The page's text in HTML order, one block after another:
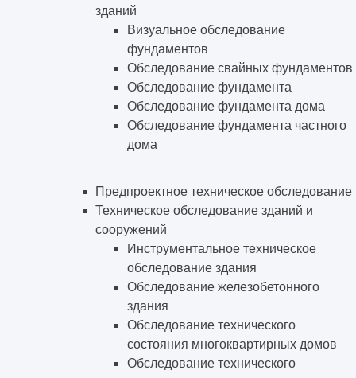
зданий
Визуальное обследование
фундаментов
Обследование свайных фундаментов
Обследование фундамента
Обследование фундамента дома
Обследование фундамента частного
дома
Предпроектное техническое обследование
Техническое обследование зданий и
сооружений
Инструментальное техническое
обследование здания
Обследование железобетонного
здания
Обследование технического
состояния многоквартирных домов
Обследование технического